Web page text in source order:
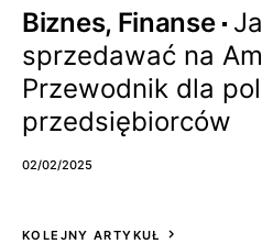
Biznes, Finanse
sprzedawać na
Przewodnik dla
przedsiębiorców
02/02/2025
KOLEJNY ARTYKUŁ